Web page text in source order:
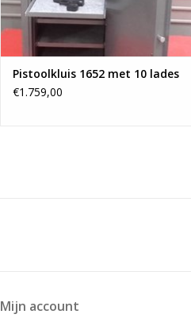
Pistoolkluis 1652 met 10 lades
€1.759,00
Mijn account